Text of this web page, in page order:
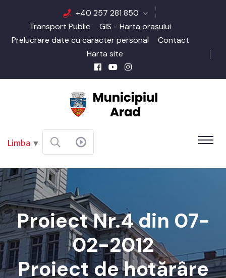
+40 257 281 850
Transport Public
GIS - Harta orașului
Prelucrare date cu caracter personal
Contact
Harta site
Limba ▼
Proiect Nr.4 din 07-
02-2012
Proiect de hotărâre